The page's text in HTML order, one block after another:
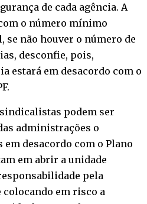
de cada agência. A
o número mínimo
se não houver o número de
desconfie, pois,
estará em desacordo com o
podem ser
administrações o
em desacordo com o Plano
em abrir a unidade
pela
em risco a